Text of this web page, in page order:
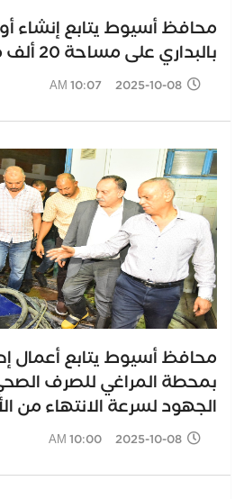
محافظ أسيوط يتابع
بالبداري على مساحة 20 ألف متر
2025-10-08 10:07 AM
محافظ أسيوط يتابع أعمال
بمحطة المراغي للصرف
الجهود لسرعة الانتهاء من
2025-10-08 10:00 AM